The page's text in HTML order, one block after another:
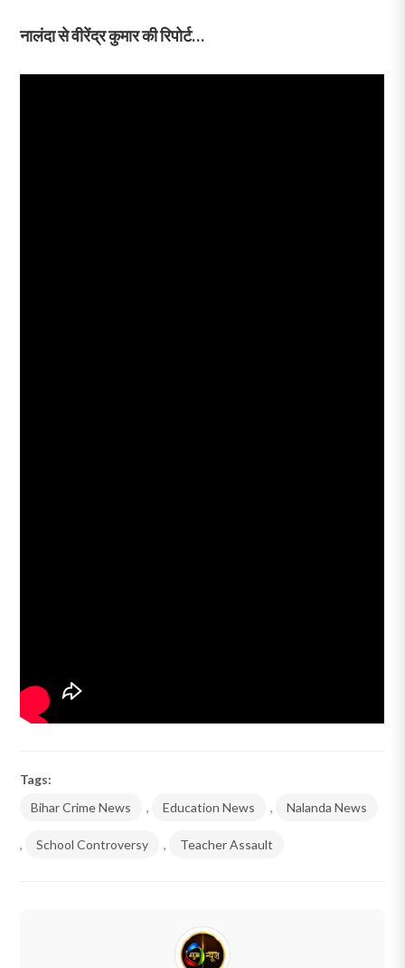
नालंदा से वीरेंद्र कुमार की रिपोर्ट…
Tags:
Bihar Crime News
, Education News , Nalanda News
, School Controversy , Teacher Assault